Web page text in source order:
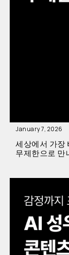
January 7, 2026
세상에서 가
무제한으로 만